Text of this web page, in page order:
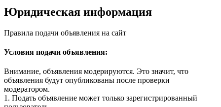
Юридическая информация
Правила подачи объявления на сайт
Условия подачи объявления:
Внимание, объявления модерируются. Это значит, что
объявления будут опубликованы после проверки
модератором.
1. Подать объявление может только зарегистрированный